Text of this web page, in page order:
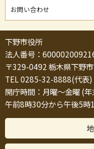
お問い合わせ
下野市役所
法人番号：
〒329-0492 栃木県下野
TEL 0285-32-8888(代
開庁時間：月曜～金曜 (
午前8時30分から午後5時